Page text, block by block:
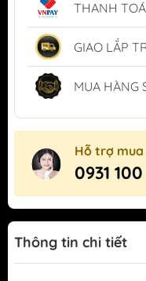
THANH
GIAO LẮP
MUA HÀNG
Hỗ trợ mua
0931
Thông tin chi tiết